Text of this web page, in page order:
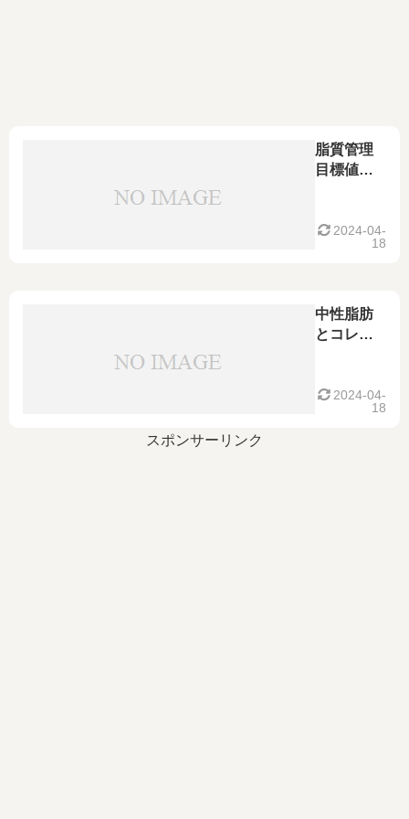
脂質管理
目標値～
テロール
その２～
2024-04-
18
中性脂肪
とコレス
2024-04-
18
スポンサーリンク